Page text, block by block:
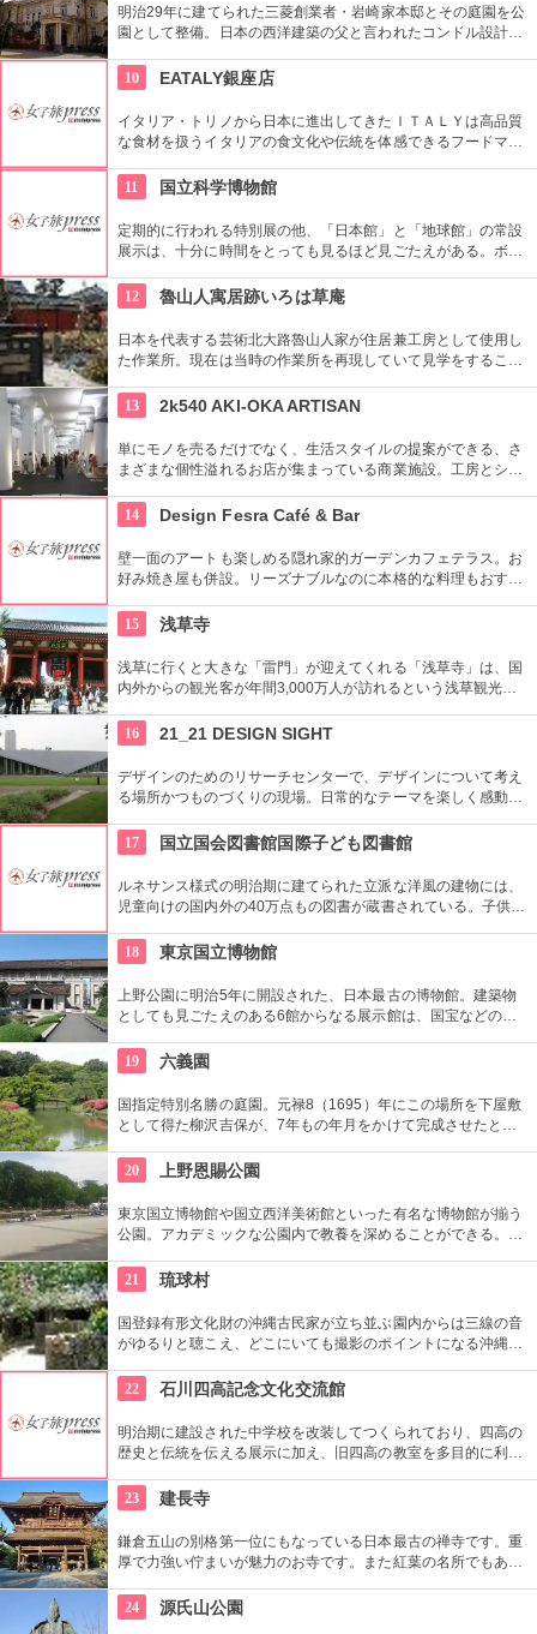
明治29年に建てられた三菱創業者・岩崎家本邸とその庭園を公
園として整備。日本の西洋建築の父と言われたコンドル設計の
文化財にもなっている。
10 EATALY銀座店
イタリア・トリノから日本に進出してきたＩＴＡＬＹは高品質
な食材を扱うイタリアの食文化や伝統を体感できるフードマー
堪能することもできます。
11 国立科学博物館
定期的に行われる特別展の他、「日本館」と「地球館」の常設
展示は、十分に時間をとっても見るほど見ごたえがある。ボラ
とまちがいなし。
12 魯山人寓居跡いろは草庵
日本を代表する芸術北大路魯山人家が住居兼工房として使用し
た作業所。現在は当時の作業所を再現していて見学をすること
ます。
13 2k540 AKI-OKA ARTISAN
単にモノを売るだけでなく、生活スタイルの提案ができる、さ
まざまな個性溢れるお店が集まっている商業施設。工房とショ
ワークショップもあり。
14 Design Fesra Café & Bar
壁一面のアートも楽しめる隠れ家的ガーデンカフェテラス。お
好み焼き屋も併設。リーズナブルなのに本格的な料理もおすす
15
浅草寺
浅草に行くと大きな「雷門」が迎えてくれる「浅草寺」は、国
内外からの観光客が年間3,000万人が訪れるという浅草観光一
都内最古の名刹です。
16 21_21 DESIGN SIGHT
デザインのためのリサーチセンターで、デザインについて考え
る場所かつものづくりの現場。日常的なテーマを楽しく感動的
17
国立国会図書館国際子ども図書館
ルネサンス様式の明治期に建てられた立派な洋風の建物には、
児童向けの国内外の40万点もの図書が蔵書されている。子供だ
でゆっくり過ごしてみては。
18 東京国立博物館
上野公園に明治5年に開設された、日本最古の博物館。建築物
としても見ごたえのある6館からなる展示館は、国宝などの歴
す。オリジナルグッズを販売するミュージアムショップや食事
もできるカフェなども併設されています。
19 六義園
国指定特別名勝の庭園。元禄8（1695）年にこの場所を下屋敷
として得た柳沢吉保が、7年もの年月をかけて完成させたとい
で、江戸時代から小石川後楽園とで二大庭園とされていまし
た。日本庭園の良さを今に伝える名園です。
20 上野恩賜公園
東京国立博物館や国立西洋美術館といった有名な博物館が揃う
公園。アカデミックな公園内で教養を深めることができる。ま
21
琉球村
国登録有形文化財の沖縄古民家が立ち並ぶ園内からは三線の音
がゆるりと聴こえ、どこにいても撮影のポイントになる沖縄ら
り、どれを体験したら良いか迷ってしまう程！沖縄を丸ごと感
じるならぜひココへ。
22 石川四高記念文化交流館
明治期に建設された中学校を改装してつくられており、四高の
歴史と伝統を伝える展示に加え、旧四高の教室を多目的に利用
石川県ゆかりの文学者の資料を展示する「石川近代文学館」に
よって構成されている。
23 建長寺
鎌倉五山の別格第一位にもなっている日本最古の禅寺です。重
厚で力強い佇まいが魅力のお寺です。また紅葉の名所でもあ
めの1つ。静かなお堂で自分の呼吸の音だけに耳を傾け、無心
の境地を目指します。
24 源氏山公園